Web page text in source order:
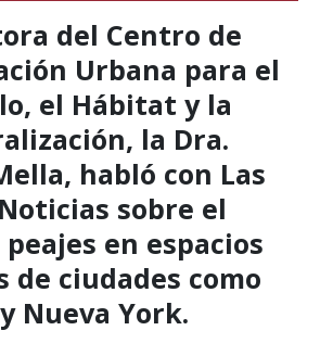
del Centro de
Urbana para el
el Hábitat y la
la Dra.
habló con Las
sobre el
en espacios
de ciudades como
Nueva York.